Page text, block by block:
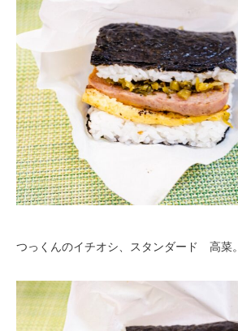
つっくんのイチオシ、スタンダード 高菜。